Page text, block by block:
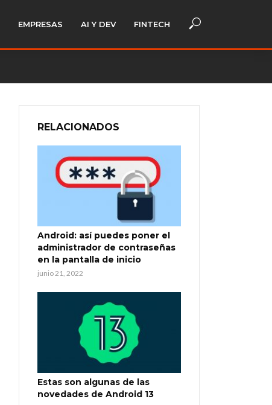
EMPRESAS AI Y DEV FINTECH
RELACIONADOS
Android: así puedes poner el
administrador de contraseñas
en la pantalla de inicio
junio 21, 2022
Estas son algunas de las
novedades de Android 13